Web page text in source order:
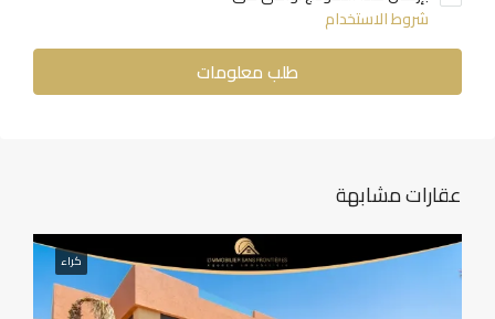
شروط الاستخدام
طلب معلومات
عقارات مشابهة
كراء